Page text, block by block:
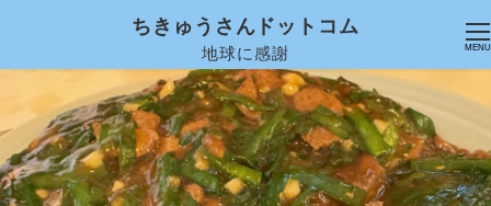
ちきゅうさんドットコム
地球に感謝 MENU